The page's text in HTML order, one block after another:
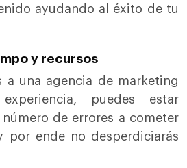
ayudando al éxito de tu
y recursos
a una agencia de marketing
puedes estar
de errores a cometer
por ende no desperdiciarás